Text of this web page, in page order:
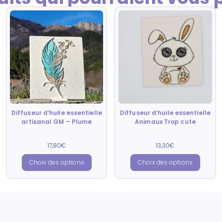
Diffuseur d’huile essentielle
artisanal GM – Plume
Note
5.00
sur 5
17,80€
Choix des options
Diffuseur d’huile essentielle
Animaux Trop cute
Note
5.00
sur 5
13,30€
Choix des options